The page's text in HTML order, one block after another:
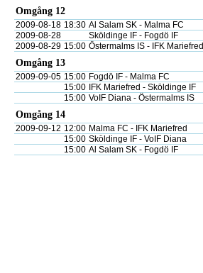
Omgång 12
2009-08-18 18:30 Al Salam SK - Malma FC
2009-08-28
Sköldinge IF - Fogdö IF
2009-08-29 15:00 Östermalms IS - IFK Mariefred
Omgång 13
2009-09-05 15:00 Fogdö IF - Malma FC
15:00
IFK Mariefred - Sköldinge IF
15:00 VoIF Diana - Östermalms IS
Omgång 14
2009-09-12 12:00 Malma FC - IFK Mariefred
15:00 Sköldinge IF - VoIF Diana
15:00 Al Salam SK - Fogdö IF